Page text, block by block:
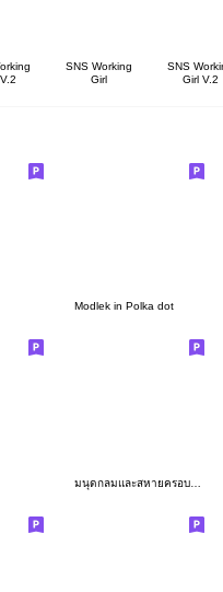
SNS Working
Girl
SNS
Girl V.2
Modlek in Polka dot
มนุดกลมและสหายครอบครัวมะเร็ง 3